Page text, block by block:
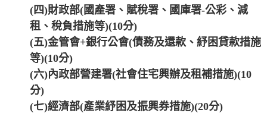
(四)財政部(國產署、賦稅署、國庫署-公彩、減
租、稅負措施等)(10分)
(五)金管會+銀行公會(債務及還款、紓困貸款措施
等)(10分)
(六)內政部營建署(社會住宅興辦及租補措施)(10
分)
(七)經濟部(產業紓困及振興券措施)(20分)